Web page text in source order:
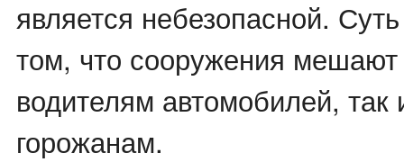
является небезопасной.
том, что сооружения мешают
водителям автомобилей,
горожанам.